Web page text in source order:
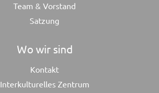
Team & Vorstand
Satzung
Wo wir sind
Kontakt
Interkulturelles Zentrum